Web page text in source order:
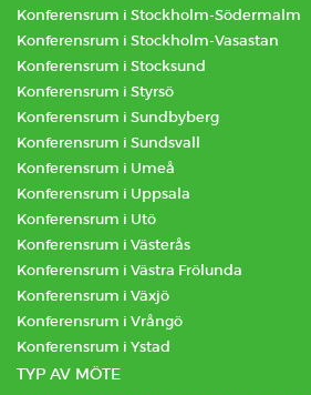
Konferensrum i Stockholm-Södermalm
Konferensrum i Stockholm-Vasastan
Konferensrum i Stocksund
Konferensrum i Styrsö
Konferensrum i Sundbyberg
Konferensrum i Sundsvall
Konferensrum i Umeå
Konferensrum i Uppsala
Konferensrum i Utö
Konferensrum i Västerås
Konferensrum i Västra Frölunda
Konferensrum i Växjö
Konferensrum i Vrångö
Konferensrum i Ystad
TYP AV MÖTE